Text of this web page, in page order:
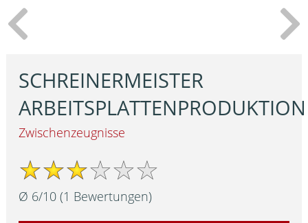
SCHREINERMEISTER
ARBEITSPLATTENPRODUKTION
Zwischenzeugnisse
Ø 6/10 (1 Bewertungen)